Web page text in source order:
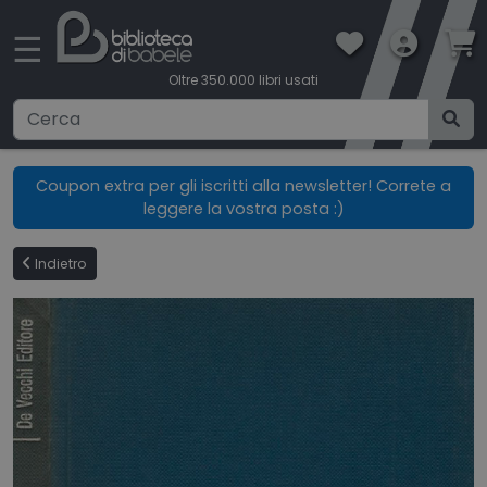
☰
Oltre 350.000 libri usati
Ricerca avanzata
CONDIZIONI DI VENDITA
Coupon extra per gli iscritti alla newsletter! Correte a
leggere la vostra posta :)
Indietro